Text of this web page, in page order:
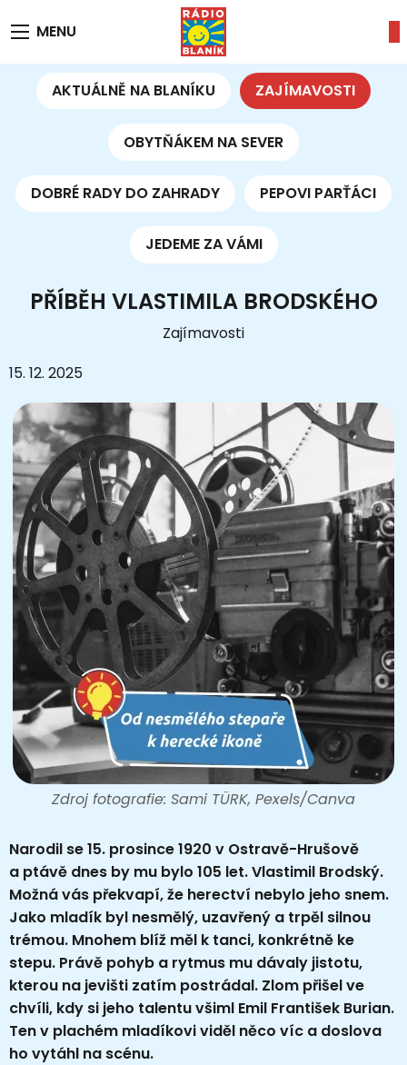
MENU
AKTUÁLNĚ NA BLANÍKU ZAJÍMAVOSTI
OBYTŇÁKEM NA SEVER
DOBRÉ RADY DO ZAHRADY PEPOVI PARŤÁCI
JEDEME ZA VÁMI
PŘÍBĚH VLASTIMILA BRODSKÉHO
Zajímavosti
15. 12. 2025
Zdroj fotografie: Sami TÜRK, Pexels/Canva
Narodil se 15. prosince 1920 v Ostravě-Hrušově
a ptávě dnes by mu bylo 105 let. Vlastimil Brodský.
Možná vás překvapí, že herectví nebylo jeho snem.
Jako mladík byl nesmělý, uzavřený a trpěl silnou
trémou. Mnohem blíž měl k tanci, konkrétně ke
stepu. Právě pohyb a rytmus mu dávaly jistotu,
kterou na jevišti zatím postrádal. Zlom přišel ve
chvíli, kdy si jeho talentu všiml Emil František Burian.
Ten v plachém mladíkovi viděl něco víc a doslova
ho vytáhl na scénu.